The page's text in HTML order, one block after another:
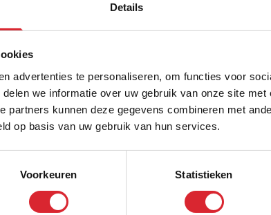
Details
advertenties te personaliseren, om functies voor
we informatie over uw gebruik van onze site
partners kunnen deze gegevens combineren met
op basis van uw gebruik van hun services.
Voorkeuren Statistieken
Kleur
5% Korting
je in en ontvang direct een